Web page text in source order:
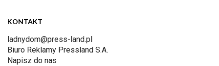
KONTAKT
ladnydom@press-land.pl
Biuro Reklamy Pressland S.A.
Napisz do nas